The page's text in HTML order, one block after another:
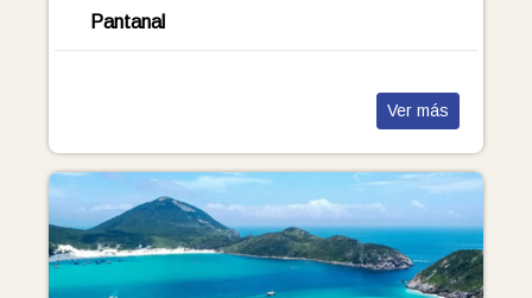
Pantanal
Ver más